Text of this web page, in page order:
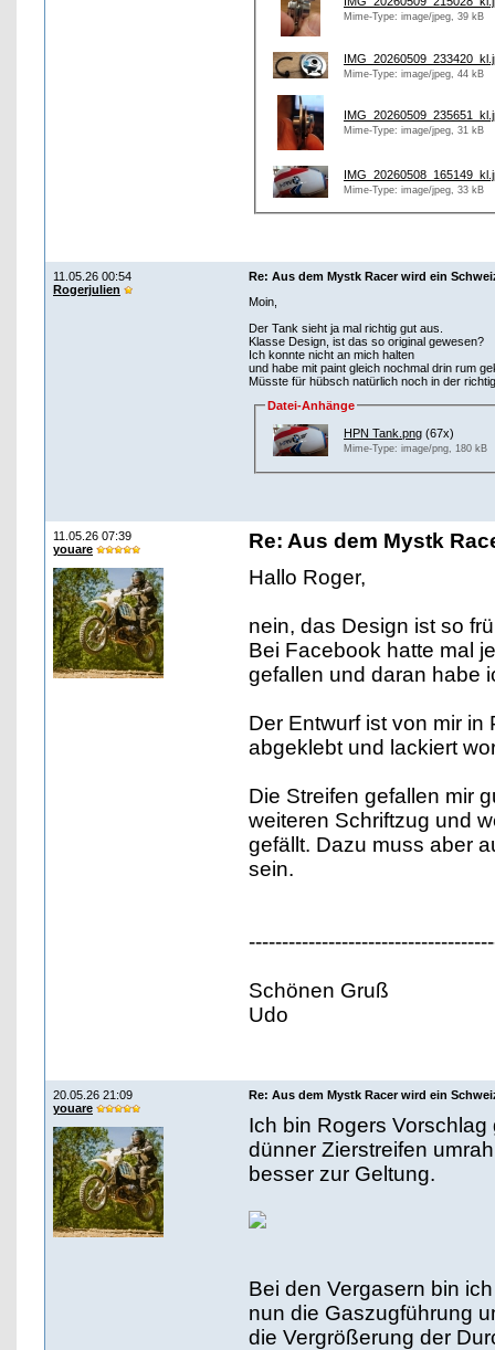
Mime-Type: image/jpeg, 39 kB
Mime-Type: image/jpeg, 44 kB
Mime-Type: image/jpeg, 31 kB
Mime-Type: image/jpeg, 33 kB
11.05.26 00:54
Rogerjulien
Re: Aus dem Mystk Racer wird ein
Moin,
Der Tank sieht ja mal richtig gut aus.
Klasse Design, ist das so original gewesen?
Ich konnte nicht an mich halten
und habe mit paint gleich nochmal drin rum
Müsste für hübsch natürlich noch in der
Datei-Anhänge
HPN Tank.png (67x)
Mime-Type: image/png, 180 kB
11.05.26 07:39
youare
Re: Aus dem Mystk
Hallo Roger,
nein, das Design ist so
Bei Facebook hatte mal
gefallen und daran habe
Der Entwurf ist von mir
abgeklebt und lackiert
Die Streifen gefallen mir
weiteren Schriftzug und
gefällt. Dazu muss aber
sein.
Schönen Gruß
Udo
20.05.26 21:09
youare
Re: Aus dem Mystk Racer wird ein
Ich bin Rogers
dünner Zierstreifen
besser zur Geltung.
Bei den Vergasern bin
nun die Gaszugführung
die Vergrößerung der